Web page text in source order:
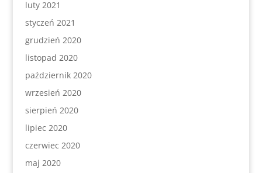
luty 2021
styczeń 2021
grudzień 2020
listopad 2020
październik 2020
wrzesień 2020
sierpień 2020
lipiec 2020
czerwiec 2020
maj 2020